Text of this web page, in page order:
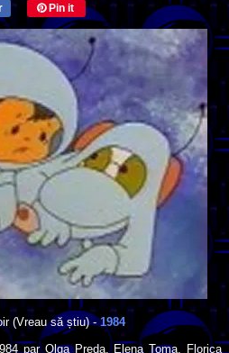
Pin it
(Vreau să știu) -1984
parOlga Preda, Elena Toma
Florica